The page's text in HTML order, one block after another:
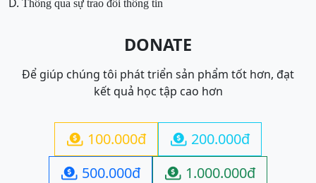
Thông qua sự trao đổi thông tin
DONATE
Để giúp chúng tôi phát triển sản phẩm tốt hơn, đạt
kết quả học tập cao hơn
 100.000đ  200.000đ
 500.000đ  1.000.000đ